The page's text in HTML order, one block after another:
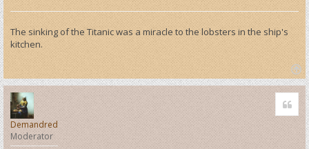
The sinking of the Titanic was a miracle to the lobsters in the ship's
kitchen.
T
o
p
Demandred
Moderator